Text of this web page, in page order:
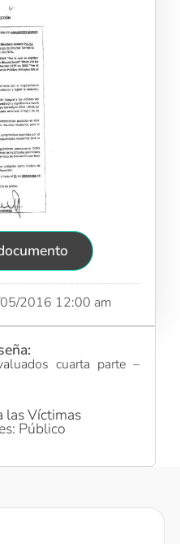
2016 12:00 am
cuarta parte –
las Víctimas
Público